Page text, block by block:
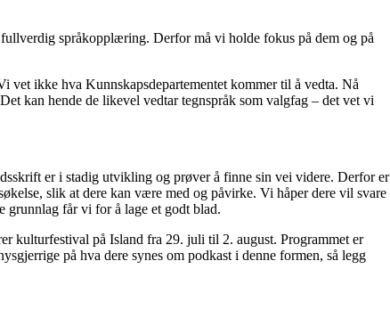
språkopplæring. Derfor må vi holde fokus på dem og på
vet ikke hva Kunnskapsdepartementet kommer til å vedta. Nå
kan hende de likevel vedtar tegnspråk som valgfag – det vet vi
er i stadig utvikling og prøver å finne sin vei videre. Derfor er
slik at dere kan være med og påvirke. Vi håper dere vil svare
grunnlag får vi for å lage et godt blad.
kulturfestival på Island fra 29. juli til 2. august. Programmet er
på hva dere synes om podkast i denne formen, så legg